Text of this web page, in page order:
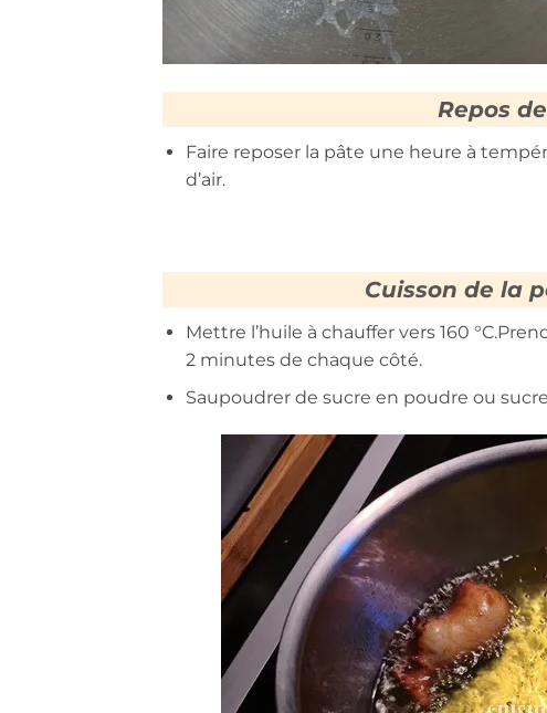
Repos
Faire reposer la pâte une heure à
d’air.
Cuisson de la
Mettre l’huile à chauffer vers 160
2 minutes de chaque côté.
Saupoudrer de sucre en poudre ou